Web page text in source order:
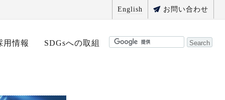
お問い合わせ
English
用情報 SDGsへの取組